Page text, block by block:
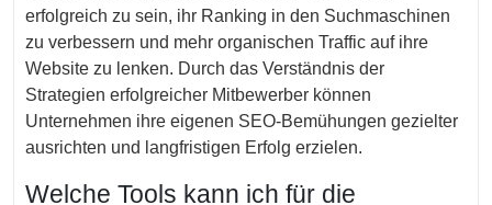
erfolgreich zu sein, ihr Ranking in den Suchmaschinen
zu verbessern und mehr organischen Traffic auf ihre
Website zu lenken. Durch das Verständnis der
Strategien erfolgreicher Mitbewerber können
Unternehmen ihre eigenen SEO-Bemühungen gezielter
ausrichten und langfristigen Erfolg erzielen.
Welche Tools kann ich für die